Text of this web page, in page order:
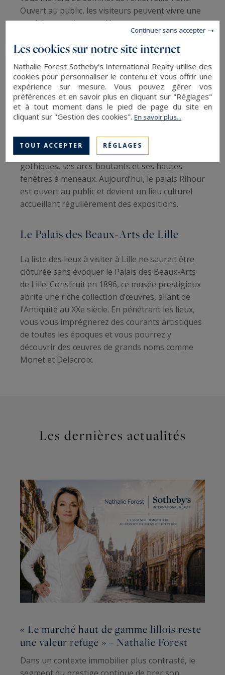
Ouvert au public, les visiteurs peuvent vivre une
expérience unique en découvrant son
architecture élégante et ses ornementations.
Le palais Rihour
Édifice historique empreint d’histoire, le palais
Rihour fut autrefois la demeure du duc de
Bourgogne, Philippe Le Bon. C’est l’un des
l’architecture. Construit au XVe siècle, le palais
Rihour se caractérise par ses ornements
gothiques, ses arcs-boutants et ses hautes
fenêtres à meneaux. Aujourd’hui, le palais Rihour
est ouvert au public et devient un lieu culturel
accueillant régulièrement des expositions.
Le Palais des Beaux-Arts de Lille
La liste des lieux à visiter à Lille ne saurait être
clôturée sans évoquer le Palais des Beaux-Arts
de Lille. Construit en 1896, ce musée prestigieux
abrite une riche collection d’œuvres, allant de
l’Antiquité au XXe siècle. En pénétrant les lieux,
vous vous imprégnerez des courants artistiques
de toutes les époques et vous pourrez y
découvrir des œuvres de grands noms comme
Monet et Delacroix.
Les dernières actualités
« Le marché haut de gamme lillois reste
une valeur refuge » – Nathalie Forest
Dans un contexte immobilier plus contrasté, le
Les cookies sur notre site internet
Nathalie Forest Sotheby's International Realty utilise des
cookies pour personnaliser le contenu et vous offrir une
expérience sur mesure. Vous pouvez gérer vos
préférences et en savoir plus en cliquant sur "Réglages"
et à tout moment dans le pied de page du site en
cliquant sur "Gestion des cookies".En savoir plus...
TOUT ACCEPTER RÉGLAGES
Continuer sans accepter